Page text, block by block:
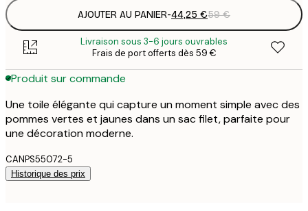
AJOUTER AU PANIER-44,25 €59 €
Livraison sous 3-6 jours ouvrables
Frais de port offerts dès 59 €
Produit sur commande
Une toile élégante qui capture un moment simple avec des
pommes vertes et jaunes dans un sac filet, parfaite pour
une décoration moderne.
CANPS55072-5
Historique des prix